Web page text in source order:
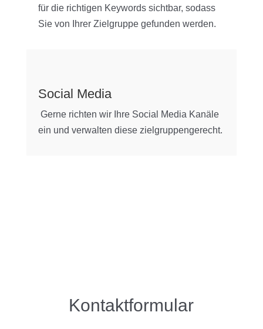
für die richtigen Keywords sichtbar, sodass
Sie von Ihrer Zielgruppe gefunden werden.
Social Media
Gerne richten wir Ihre Social Media Kanäle
ein und verwalten diese zielgruppengerecht.
Kontaktformular